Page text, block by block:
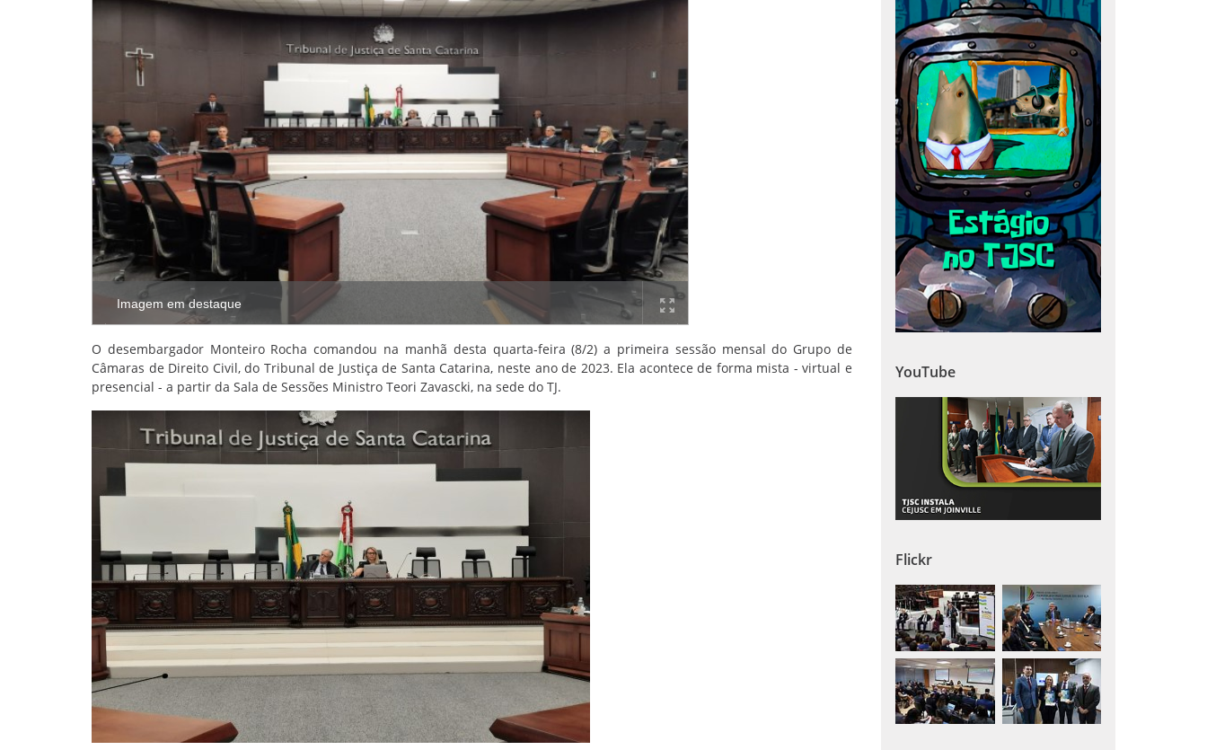
Imagem em destaque
O desembargador Monteiro Rocha comandou na manhã desta quarta-feira (8/2) a primeira sessão mensal do Grupo de
Câmaras de Direito Civil, do Tribunal de Justiça de Santa Catarina, neste ano de 2023. Ela acontece de forma mista - virtual e
presencial - a partir da Sala de Sessões Ministro Teori Zavascki, na sede do TJ.
YouTube
Flickr